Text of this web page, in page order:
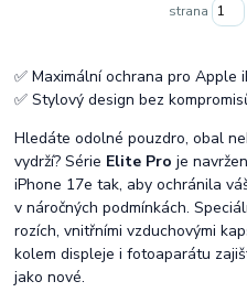
strana
✅ Maximální ochrana pro Apple
✅ Stylový design bez
Hledáte odolné pouzdro, obal
vydrží? Série Elite Pro je
iPhone 17e tak, aby ochránila
v náročných podmínkách.
rozích, vnitřními vzduchovými
kolem displeje i fotoaparátu
jako nové.